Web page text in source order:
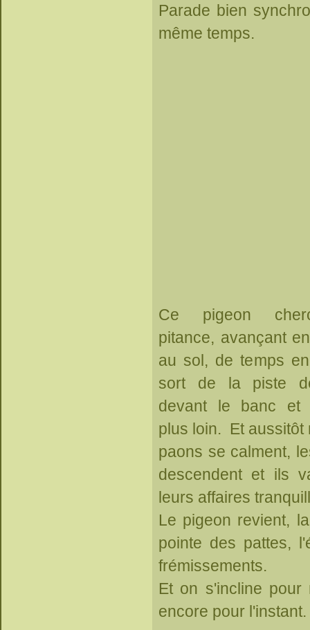
Parade bien
même temps.
Ce pigeon
pitance, avançant
au sol, de temps
sort de la piste
devant le banc et
plus loin. Et aussitôt
paons se calment,
descendent et ils
leurs affaires
Le pigeon revient,
pointe des pattes,
frémissements.
Et on s'incline
encore pour l'instant.